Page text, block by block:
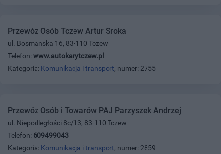
Przewóz Osób Tczew Artur Sroka
ul. Bosmanska 16, 83-110 Tczew
Telefon: www.autokarytczew.pl
Kategoria: Komunikacja i transport, numer: 2755
Przewóz Osób i Towarów PAJ Parzyszek Andrzej
ul. Niepodległości 8c/13, 83-110 Tczew
Telefon: 609499043
Kategoria: Komunikacja i transport, numer: 2859